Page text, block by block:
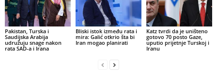
Pakistan, Turska i
Saudijska Arabija
udružuju snage nakon
rata SAD-a i Irana
Bliski istok između rata i
mira: Galić otkrio šta bi
Iran mogao planirati
Katz tvrdi da je uništeno
gotovo 70 posto Gaze,
uputio prijetnje Turskoj i
Iranu